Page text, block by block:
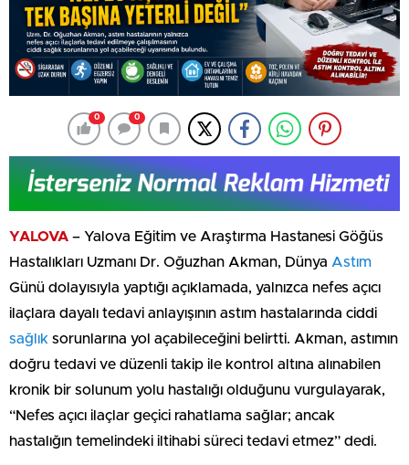
0 0
YALOVA – Yalova Eğitim ve Araştırma Hastanesi Göğüs
Hastalıkları Uzmanı Dr. Oğuzhan Akman, Dünya Astım
Günü dolayısıyla yaptığı açıklamada, yalnızca nefes açıcı
ilaçlara dayalı tedavi anlayışının astım hastalarında ciddi
sağlık sorunlarına yol açabileceğini belirtti. Akman, astımın
doğru tedavi ve düzenli takip ile kontrol altına alınabilen
kronik bir solunum yolu hastalığı olduğunu vurgulayarak,
“Nefes açıcı ilaçlar geçici rahatlama sağlar; ancak
hastalığın temelindeki iltihabi süreci tedavi etmez” dedi.